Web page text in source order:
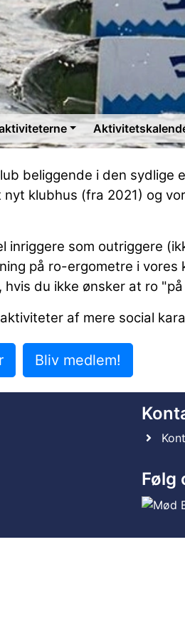
beliggende i den sydlige
nyt klubhus (fra 2021) og
som outriggere
på ro-ergometre i vores
du ikke ønsker at ro
af mere social
Bliv medlem!
Følg